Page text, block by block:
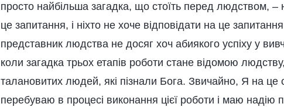
просто найбільша загадка, що стоїть перед людством, –
це запитання, і ніхто не хоче відповідати на це
представник людства не досяг хоч абиякого успіху у
коли загадка трьох етапів роботи стане відомою
талановитих людей, які пізнали Бога. Звичайно, Я на це
перебуваю в процесі виконання цієї роботи і маю